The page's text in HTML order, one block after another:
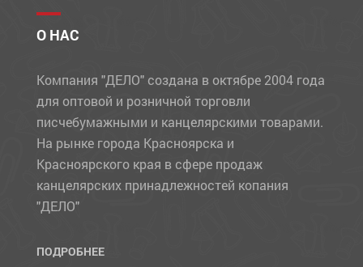
О НАС
Компания "ДЕЛО" создана в октябре 2004 года
для оптовой и розничной торговли
писчебумажными и канцелярскими товарами.
На рынке города Красноярска и
Красноярского края в сфере продаж
канцелярских принадлежностей копания
"ДЕЛО"
ПОДРОБНЕЕ